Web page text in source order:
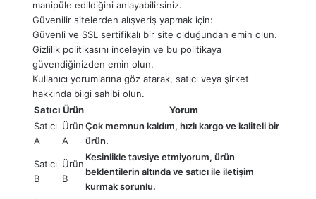
manipüle edildiğini anlayabilirsiniz.
Güvenilir sitelerden alışveriş yapmak için:
Güvenli ve SSL sertifikalı bir site olduğundan emin olun.
Gizlilik politikasını inceleyin ve bu politikaya
güvendiğinizden emin olun.
Kullanıcı yorumlarına göz atarak, satıcı veya şirket
hakkında bilgi sahibi olun.
Satıcı Ürün
Yorum
Satıcı
A
Ürün
A
Çok memnun kaldım, hızlı kargo ve kaliteli bir
ürün.
Satıcı
B
Ürün
B
Kesinlikle tavsiye etmiyorum, ürün
beklentilerin altında ve satıcı ile iletişim
kurmak sorunlu.